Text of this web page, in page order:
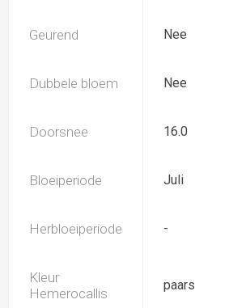
Geurend Nee
Dubbele bloem Nee
Doorsnee 16.0
Bloeiperiode Juli
Herbloeiperiode -
Kleur
Hemerocallis
paars